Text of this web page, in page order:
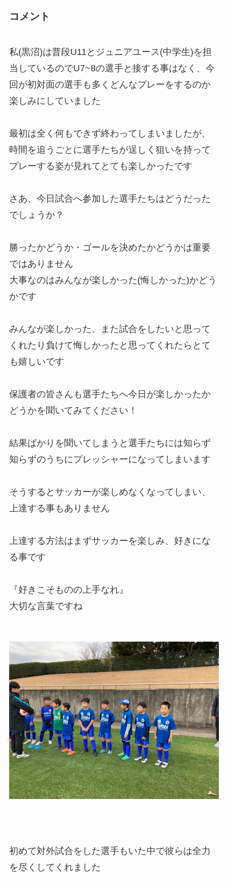
コメント
私(黒沼)は普段U11とジュニアユース(中学生)を担
当しているのでU7~8の選手と接する事はなく、今
回が初対面の選手も多くどんなプレーをするのか
楽しみにしていました
最初は全く何もできず終わってしまいましたが、
時間を追うごとに選手たちが逞しく狙いを持って
プレーする姿が見れてとても楽しかったです
さあ、今日試合へ参加した選手たちはどうだった
でしょうか？
勝ったかどうか・ゴールを決めたかどうかは重要
ではありません
大事なのはみんなが楽しかった(悔しかった)かどう
かです
みんなが楽しかった、また試合をしたいと思って
くれたり負けて悔しかったと思ってくれたらとて
も嬉しいです
保護者の皆さんも選手たちへ今日が楽しかったか
どうかを聞いてみてください！
結果ばかりを聞いてしまうと選手たちには知らず
知らずのうちにプレッシャーになってしまいます
そうするとサッカーが楽しめなくなってしまい、
上達する事もありません
上達する方法はまずサッカーを楽しみ、好きにな
る事です
『好きこそものの上手なれ』
大切な言葉ですね
初めて対外試合をした選手もいた中で彼らは全力
を尽くしてくれました